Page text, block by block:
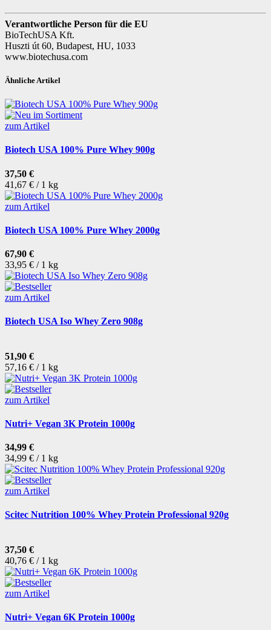
Verantwortliche Person für die EU
BioTechUSA Kft.
Huszti út 60, Budapest, HU, 1033
www.biotechusa.com
Ähnliche Artikel
zum Artikel
Biotech USA 100% Pure Whey 900g
37,50 €
41,67 € / 1 kg
zum Artikel
Biotech USA 100% Pure Whey 2000g
67,90 €
33,95 € / 1 kg
zum Artikel
Biotech USA Iso Whey Zero 908g
51,90 €
57,16 € / 1 kg
zum Artikel
Nutri+ Vegan 3K Protein 1000g
34,99 €
34,99 € / 1 kg
zum Artikel
Scitec Nutrition 100% Whey Protein Professional 920g
37,50 €
40,76 € / 1 kg
zum Artikel
Nutri+ Vegan 6K Protein 1000g